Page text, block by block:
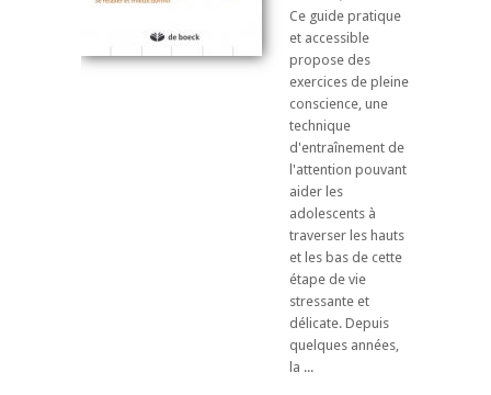
Ce guide pratique
et accessible
propose des
exercices de pleine
conscience, une
technique
d'entraînement de
l'attention pouvant
aider les
adolescents à
traverser les hauts
et les bas de cette
étape de vie
stressante et
délicate. Depuis
quelques années,
la ...